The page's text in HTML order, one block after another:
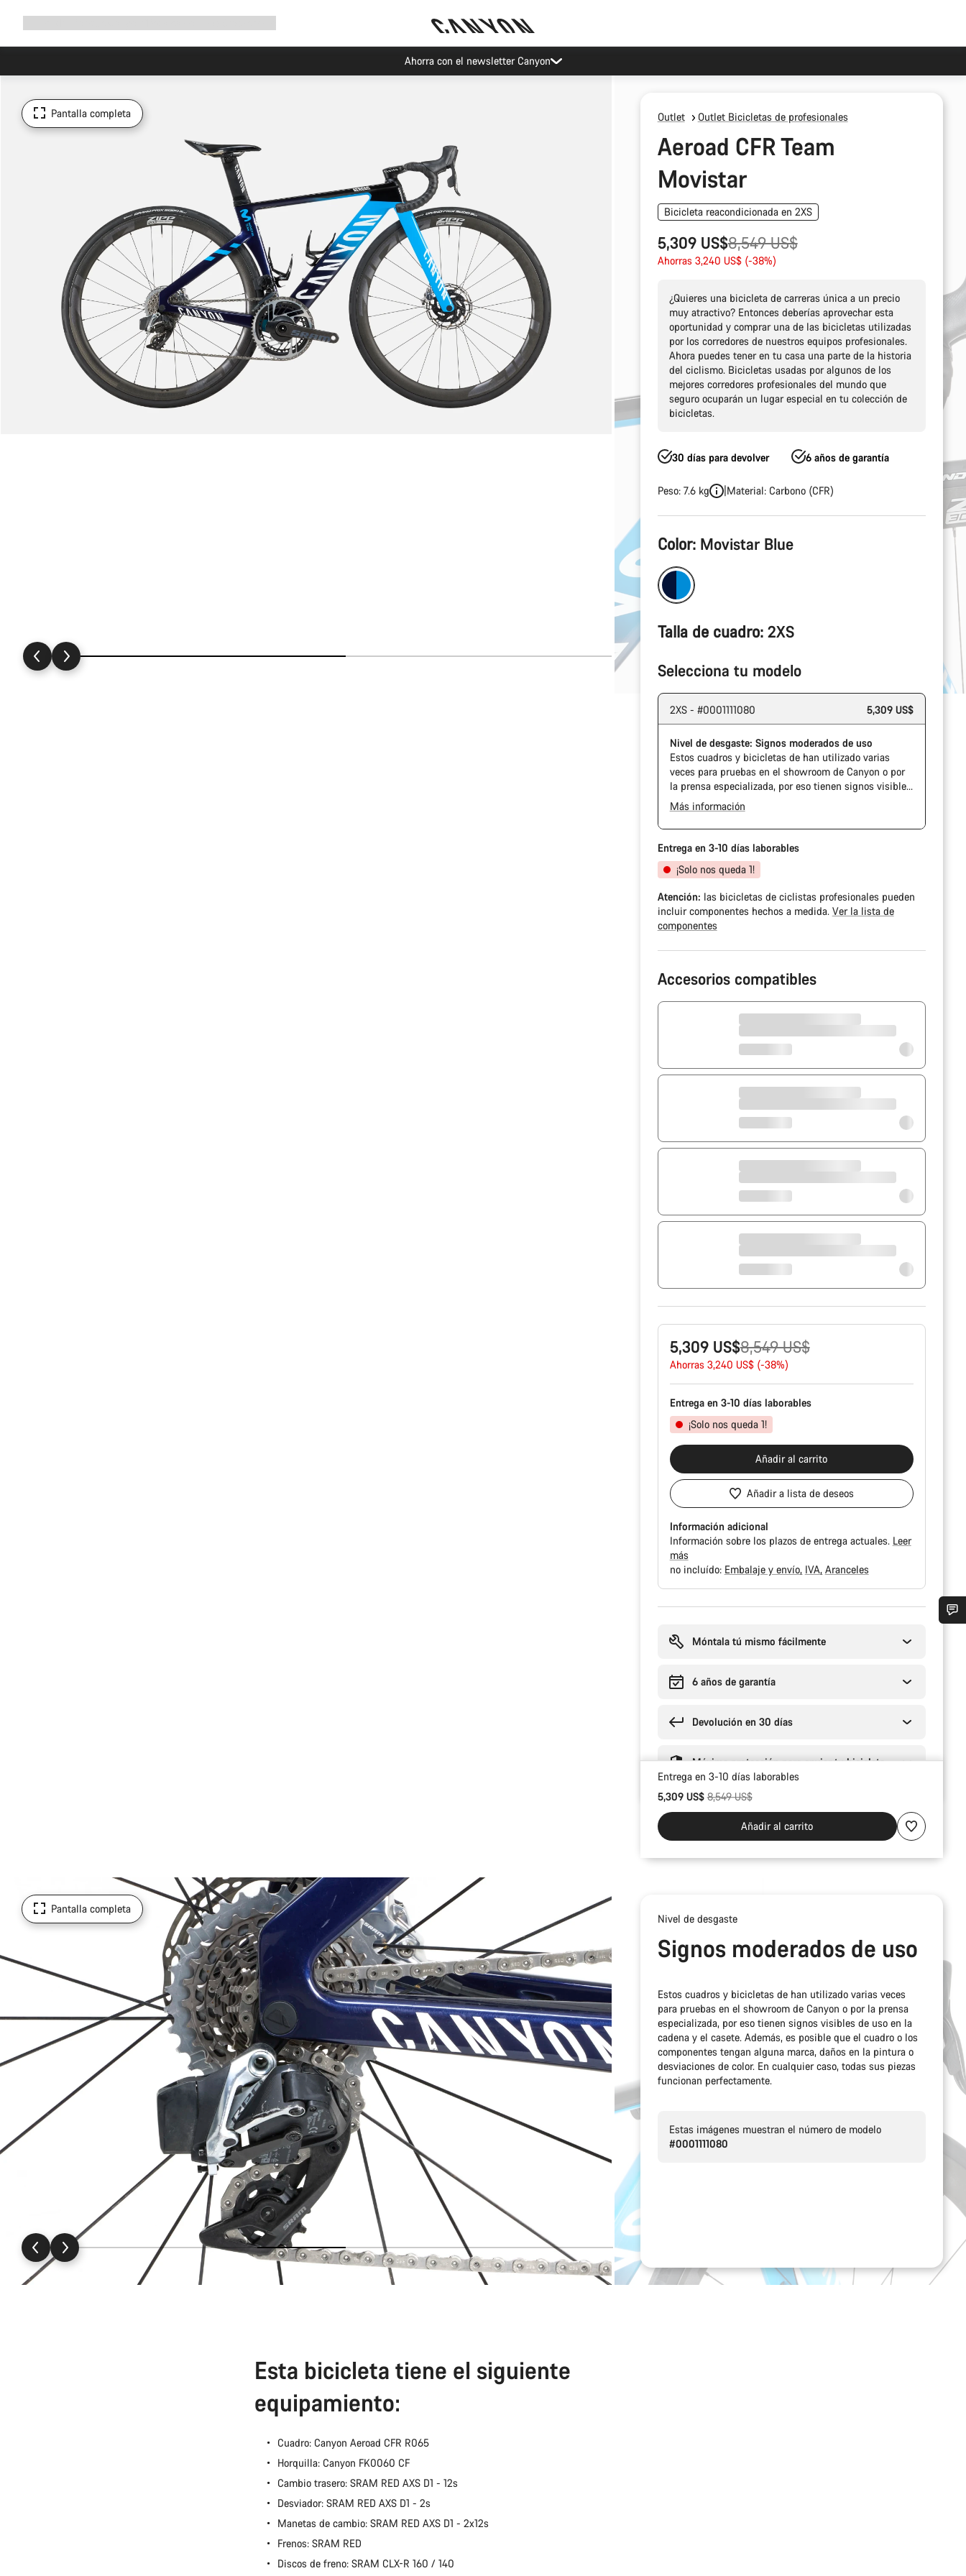
Ahorra con el newsletter Canyon
Pantalla completa
Outlet Outlet Bicicletas de profesionales
Aeroad CFR Team
Movistar
Bicicleta reacondicionada en 2XS
5,309 US$
Precio
original
8,549 US$
Ahorras 3,240 US$ (-38%)
¿Quieres una bicicleta de carreras única a un precio
muy atractivo? Entonces deberías aprovechar esta
oportunidad y comprar una de las bicicletas utilizadas
por los corredores de nuestros equipos profesionales.
Ahora puedes tener en tu casa una parte de la historia
del ciclismo. Bicicletas usadas por algunos de los
mejores corredores profesionales del mundo que
seguro ocuparán un lugar especial en tu colección de
bicicletas.
30 días para devolver 6 años de garantía
Peso: 7.6 kg Material: Carbono (CFR)
Configuración
del
producto
Color: Movistar Blue
Talla de cuadro: 2XS
Selecciona tu modelo
2XS - #0001111080 5,309 US$
Nivel de desgaste: Signos moderados de uso
Estos cuadros y bicicletas de han utilizado varias
veces para pruebas en el showroom de Canyon o por
la prensa especializada, por eso tienen signos visibles
de uso en la cadena y el casete. Además, es posible
que el cuadro o los componentes tengan alguna
marca, daños en la pintura o desviaciones de color. En
cualquier caso, todas sus piezas funcionan
perfectamente.
Más información
Entrega en 3-10 días laborables
¡Solo nos queda 1!
Atención: las bicicletas de ciclistas profesionales pueden
incluir componentes hechos a medida. Ver la lista de
componentes
Accesorios compatibles
5,309 US$
Precio
original
8,549 US$
Ahorras 3,240 US$ (-38%)
Entrega en 3-10 días laborables
¡Solo nos queda 1!
Añadir al carrito
Añadir a lista de deseos
Información adicional
Información sobre los plazos de entrega actuales. Leer
más
no incluído: Embalaje y envío IVA Aranceles
compra
Móntala tú mismo fácilmente
6 años de garantía
Devolución en 30 días
Máxima protección para enviar tu bicicleta
Entrega en 3-10 días laborables
5,309 US$Precio original
8,549 US$
Añadir al carrito
Pantalla completa
Nivel de desgaste
Signos moderados de uso
Estos cuadros y bicicletas de han utilizado varias veces
para pruebas en el showroom de Canyon o por la prensa
especializada, por eso tienen signos visibles de uso en la
cadena y el casete. Además, es posible que el cuadro o los
componentes tengan alguna marca, daños en la pintura o
desviaciones de color. En cualquier caso, todas sus piezas
funcionan perfectamente.
Estas imágenes muestran el número de modelo
#0001111080
Esta bicicleta tiene el siguiente
equipamiento:
Cuadro: Canyon Aeroad CFR R065
Horquilla: Canyon FK0060 CF
Cambio trasero: SRAM RED AXS D1 - 12s
Desviador: SRAM RED AXS D1 - 2s
Manetas de cambio: SRAM RED AXS D1 - 2x12s
Frenos: SRAM RED
Discos de freno: SRAM CLX-R 160 / 140
¿Necesitas ayuda?
Nuestros expertos estarán encantados de responder a tus preguntas.
Abrir chat
Cerrar